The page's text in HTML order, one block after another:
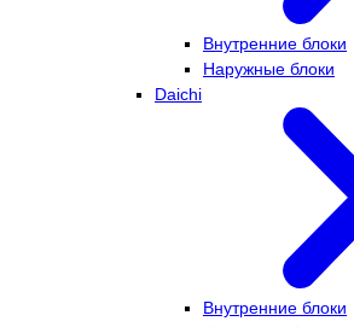
Внутренние блоки
Наружные блоки
Daichi
Внутренние блоки